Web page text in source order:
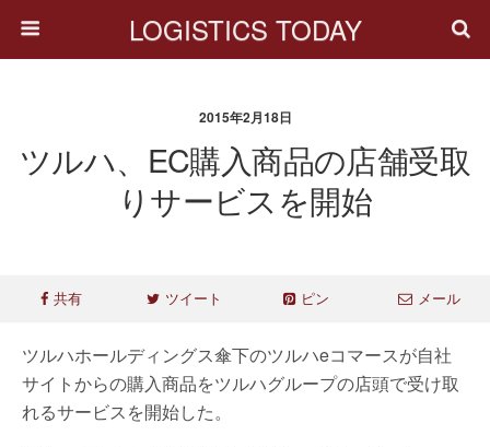
LOGISTICS TODAY
2015年2月18日
ツルハ、EC購入商品の店舗受取
りサービスを開始
共有 ツイート ピン メール
ツルハホールディングス傘下のツルハeコマースが自社
サイトからの購入商品をツルハグループの店頭で受け取
れるサービスを開始した。